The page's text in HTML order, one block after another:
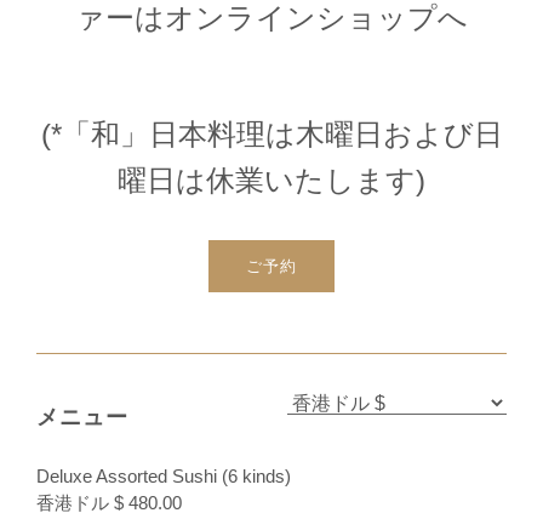
ァーはオンラインショップへ
(*「和」日本料理は木曜日および日
曜日は休業いたします)
ご予約
メニュー
Deluxe Assorted Sushi (6 kinds)
香港ドル $ 480.00